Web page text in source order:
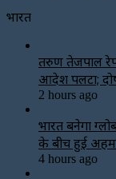
भारत
तरुण तेजपाल
आदेश पलटा;
2 hours ago
भारत बनेगा
के बीच हुई अहम
4 hours ago